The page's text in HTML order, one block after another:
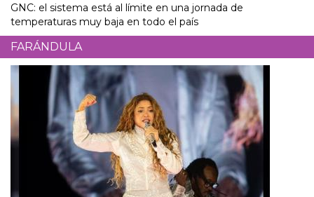
GNC: el sistema está al límite en una jornada de
temperaturas muy baja en todo el país
FARÁNDULA